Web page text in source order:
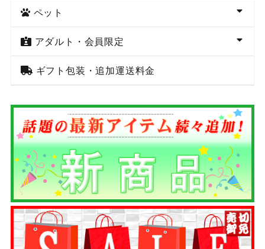
ペット
アダルト・会員限定
ギフト包装・追加運送料金